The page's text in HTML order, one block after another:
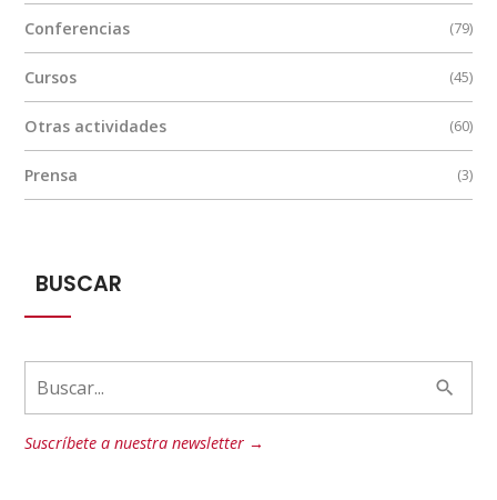
Conferencias (79)
Cursos (45)
Otras actividades (60)
Prensa (3)
BUSCAR
Suscríbete a nuestra newsletter →